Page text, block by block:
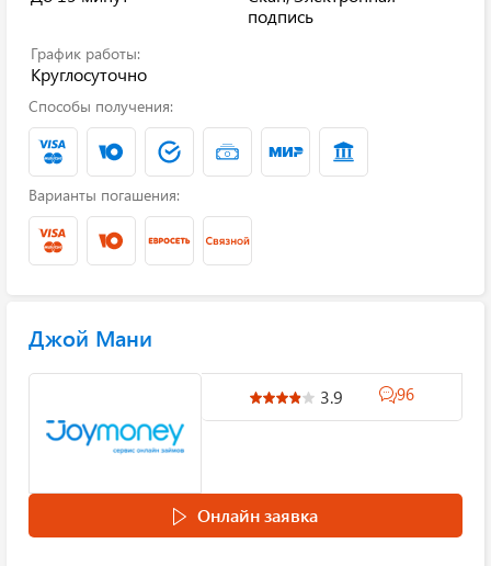
подпись
График работы:
Круглосуточно
Способы получения:
Варианты погашения:
Джой Мани
3.9 96
Онлайн заявка